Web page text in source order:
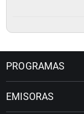
PROGRAMAS
EMISORAS